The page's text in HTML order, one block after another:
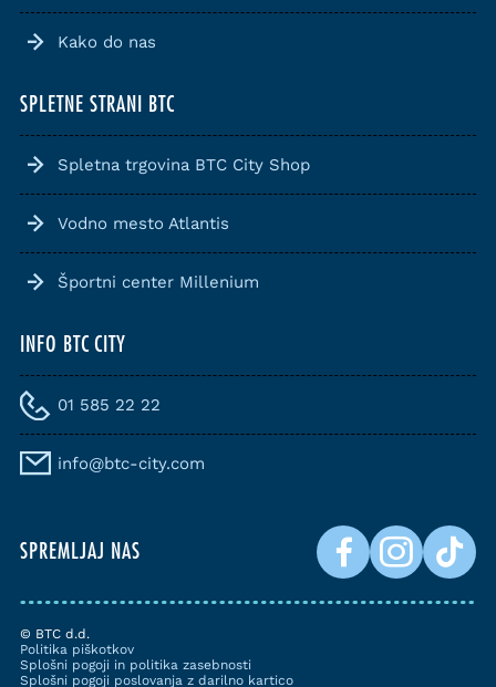
Kako do nas
SPLETNE STRANI BTC
Spletna trgovina BTC City Shop
Vodno mesto Atlantis
Športni center Millenium
INFO BTC CITY
01 585 22 22
info@btc-city.com
SPREMLJAJ NAS
© BTC d.d.
Politika piškotkov
Splošni pogoji in politika zasebnosti
Splošni pogoji poslovanja z darilno kartico